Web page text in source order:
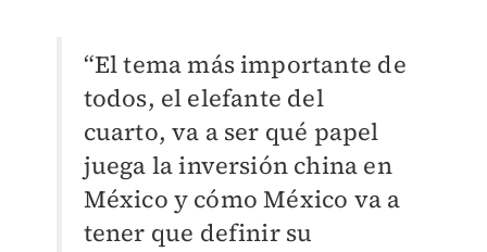
“El tema más importante de
todos, el elefante del
cuarto, va a ser qué papel
juega la inversión china en
México y cómo México va a
tener que definir su